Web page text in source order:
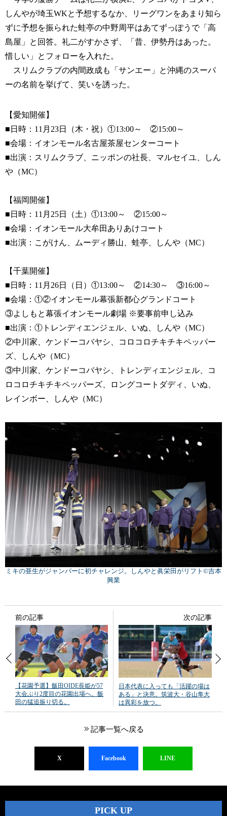
しんやが埼玉WKと予想するなか、リーグワンをあまり知ら
ずに予想を振られた蛙亭の中野周平はあてずっぽうで「高
島屋」と回答。礼二がすかさず、「昔、伊勢丹はあった。
惜しい」とフォローを入れた。
スリムクラブの内間政成も「サンエー」と沖縄のスーパ
ーの名前を挙げて、笑いを誘った。
【愛知開催】
■日時：11月23日（木・祝）①13:00～ ②15:00～
■会場：イオンモール名古屋茶屋センターコート
■出演：スリムクラブ、ニッポンの社長、マルセイユ、しん
や（MC）
【福岡開催】
■日時：11月25日（土）①13:00～ ②15:00～
■会場：イオンモール大牟田ありあけコート
■出演：こがけん、ムーディ勝山、蛙亭、しんや（MC）
【千葉開催】
■日時：11月26日（日）①13:00～ ②14:30～ ③16:00～
■会場：①②イオンモール幕張新都心グランドコート
③よしもと幕張イオンモール劇場 ※要事前申し込み
■出演：①トレンディエンジェル、いぬ、しんや（MC）
②中川家、ケンドーコバヤシ、コロコロチキチキペッパー
ズ、しんや（MC）
③中川家、ケンドーコバヤシ、トレンディエンジェル、コ
ロコロチキチキペッパーズ、ロングコートダディ、いぬ、
レインボー、しんや（MC）
ミキの亜生がジャンパーに初チャレンジ。しんやと眞栄田がリフト©️吉本
興業
前の記事
【花園予選】飯田OIDE長姫が57
大会ぶり2度目の花園出場へ。飯
田の猛追振り切る。
次の記事
日本代表に入っても「活躍の場は
ある」と決意。筑波大・谷山隼大
は異彩を放つ。
記事一覧へ戻る
X Facebook LINE
PICK UP